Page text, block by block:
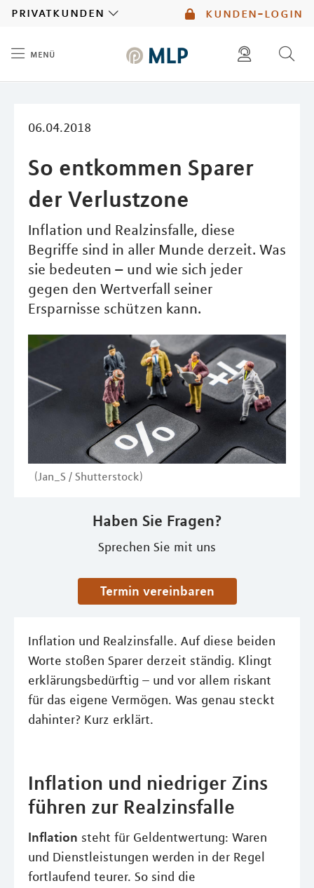
kunden-login
privatkunden
menü
06.04.2018
So entkommen Sparer
der Verlustzone
Inflation und Realzinsfalle, diese
Begriffe sind in aller Munde derzeit. Was
sie bedeuten – und wie sich jeder
gegen den Wertverfall seiner
Ersparnisse schützen kann.
(Jan_S / Shutterstock)
Haben Sie Fragen?
Sprechen Sie mit uns
Termin vereinbaren
Inflation und Realzinsfalle. Auf diese beiden
Worte stoßen Sparer derzeit ständig. Klingt
erklärungsbedürftig – und vor allem riskant
für das eigene Vermögen. Was genau steckt
dahinter? Kurz erklärt.
Inflation und niedriger Zins
führen zur Realzinsfalle
Inflation steht für Geldentwertung: Waren
und Dienstleistungen werden in der Regel
fortlaufend teurer. So sind die